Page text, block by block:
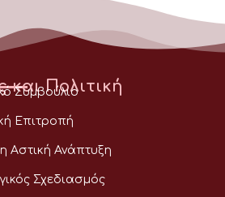
και Πολιτική
Συμβούλιο
Επιτροπή
Αστική Ανάπτυξη
Σχεδιασμός